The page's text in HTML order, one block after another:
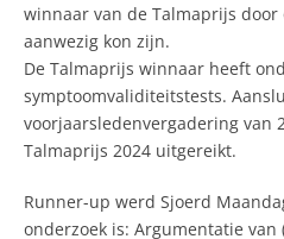
winnaar van de Talmaprijs
aanwezig kon zijn.
De Talmaprijs winnaar heeft
symptoomvaliditeitstests.
voorjaarsledenvergadering van
Talmaprijs 2024 uitgereikt.
Runner-up werd Sjoerd
onderzoek is: Argumentatie